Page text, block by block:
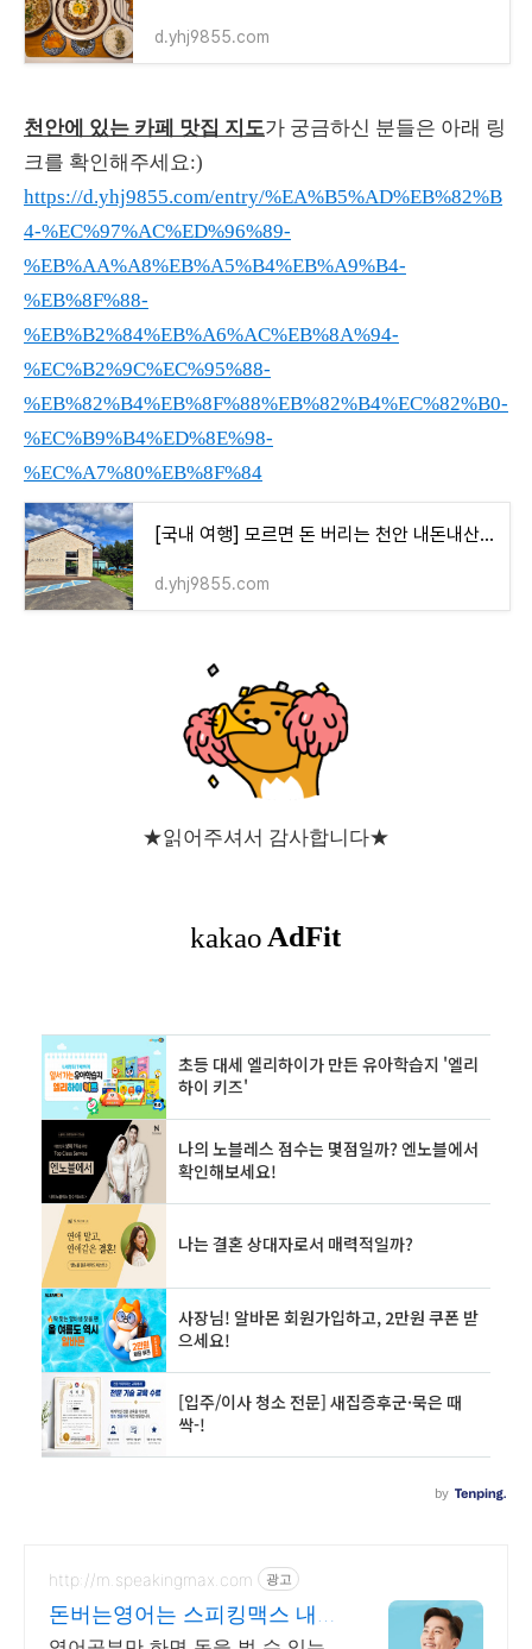
d.yhj9855.com
천안에 있는 카페 맛집 지도가 궁금하신 분들은 아래 링
크를 확인해주세요:)
https://d.yhj9855.com/entry/%EA%B5%AD%EB%82%B
4-%EC%97%AC%ED%96%89-
%EB%AA%A8%EB%A5%B4%EB%A9%B4-
%EB%8F%88-
%EB%B2%84%EB%A6%AC%EB%8A%94-
%EC%B2%9C%EC%95%88-
%EB%82%B4%EB%8F%88%EB%82%B4%EC%82%B0-
%EC%B9%B4%ED%8E%98-
%EC%A7%80%EB%8F%84
[국내 여행] 모르면 돈 버리는 천안 내돈내산 카페 지도
d.yhj9855.com
★읽어주셔서 감사합니다★
http://m.speakingmax.com 광고
돈버는영어는 스피킹맥스 내가
원할 때 번만큼 출금!